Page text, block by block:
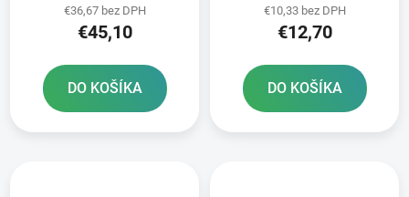
€36,67 bez DPH
€45,10
DO KOŠÍKA
2 tlmičov
€10,33 bez DPH
€12,70
DO KOŠÍKA